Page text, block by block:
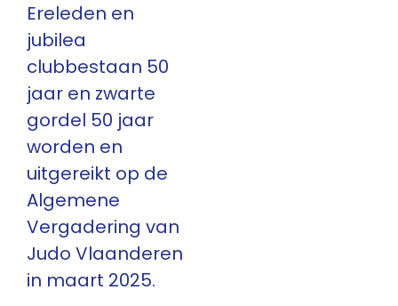
Ereleden en
jubilea
clubbestaan 50
jaar en zwarte
gordel 50 jaar
worden en
uitgereikt op de
Algemene
Vergadering van
Judo Vlaanderen
in maart 2025.